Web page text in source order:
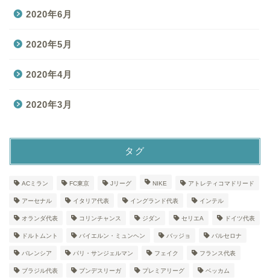
2020年6月
2020年5月
2020年4月
2020年3月
タグ
ACミラン FC東京 Jリーグ NIKE アトレティコマドリード
アーセナル イタリア代表 イングランド代表 インテル
オランダ代表 コリンチャンス ジダン セリエA ドイツ代表
ドルトムント バイエルン・ミュンヘン バッジョ バルセロナ
バレンシア パリ・サンジェルマン フェイク フランス代表
ブラジル代表 ブンデスリーガ プレミアリーグ ベッカム